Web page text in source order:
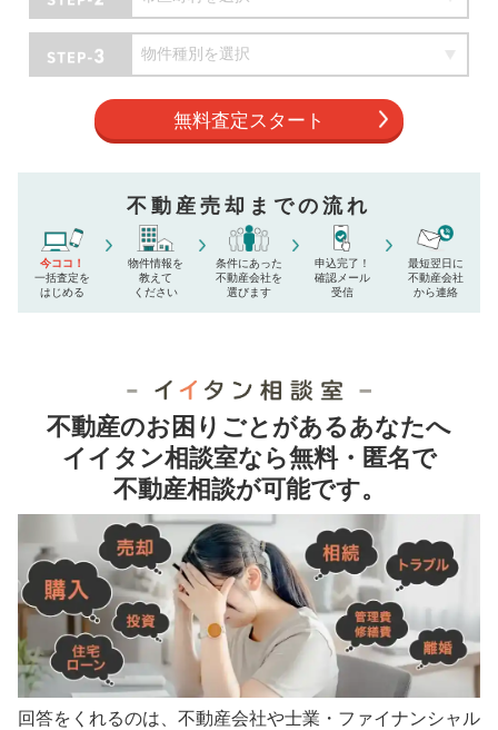
無料査定スタート
不動産売却までの流れ
今ココ！
一括査定を
はじめる
物件情報を
教えて
ください
条件にあった
不動産会社を
選びます
申込完了！
確認メール
受信
最短翌日に
不動産会社
から連絡
不動産のお困りごとがあるあなたへ
イイタン相談室なら無料・匿名で
不動産相談が可能です。
回答をくれるのは、不動産会社や士業・ファイナンシャル